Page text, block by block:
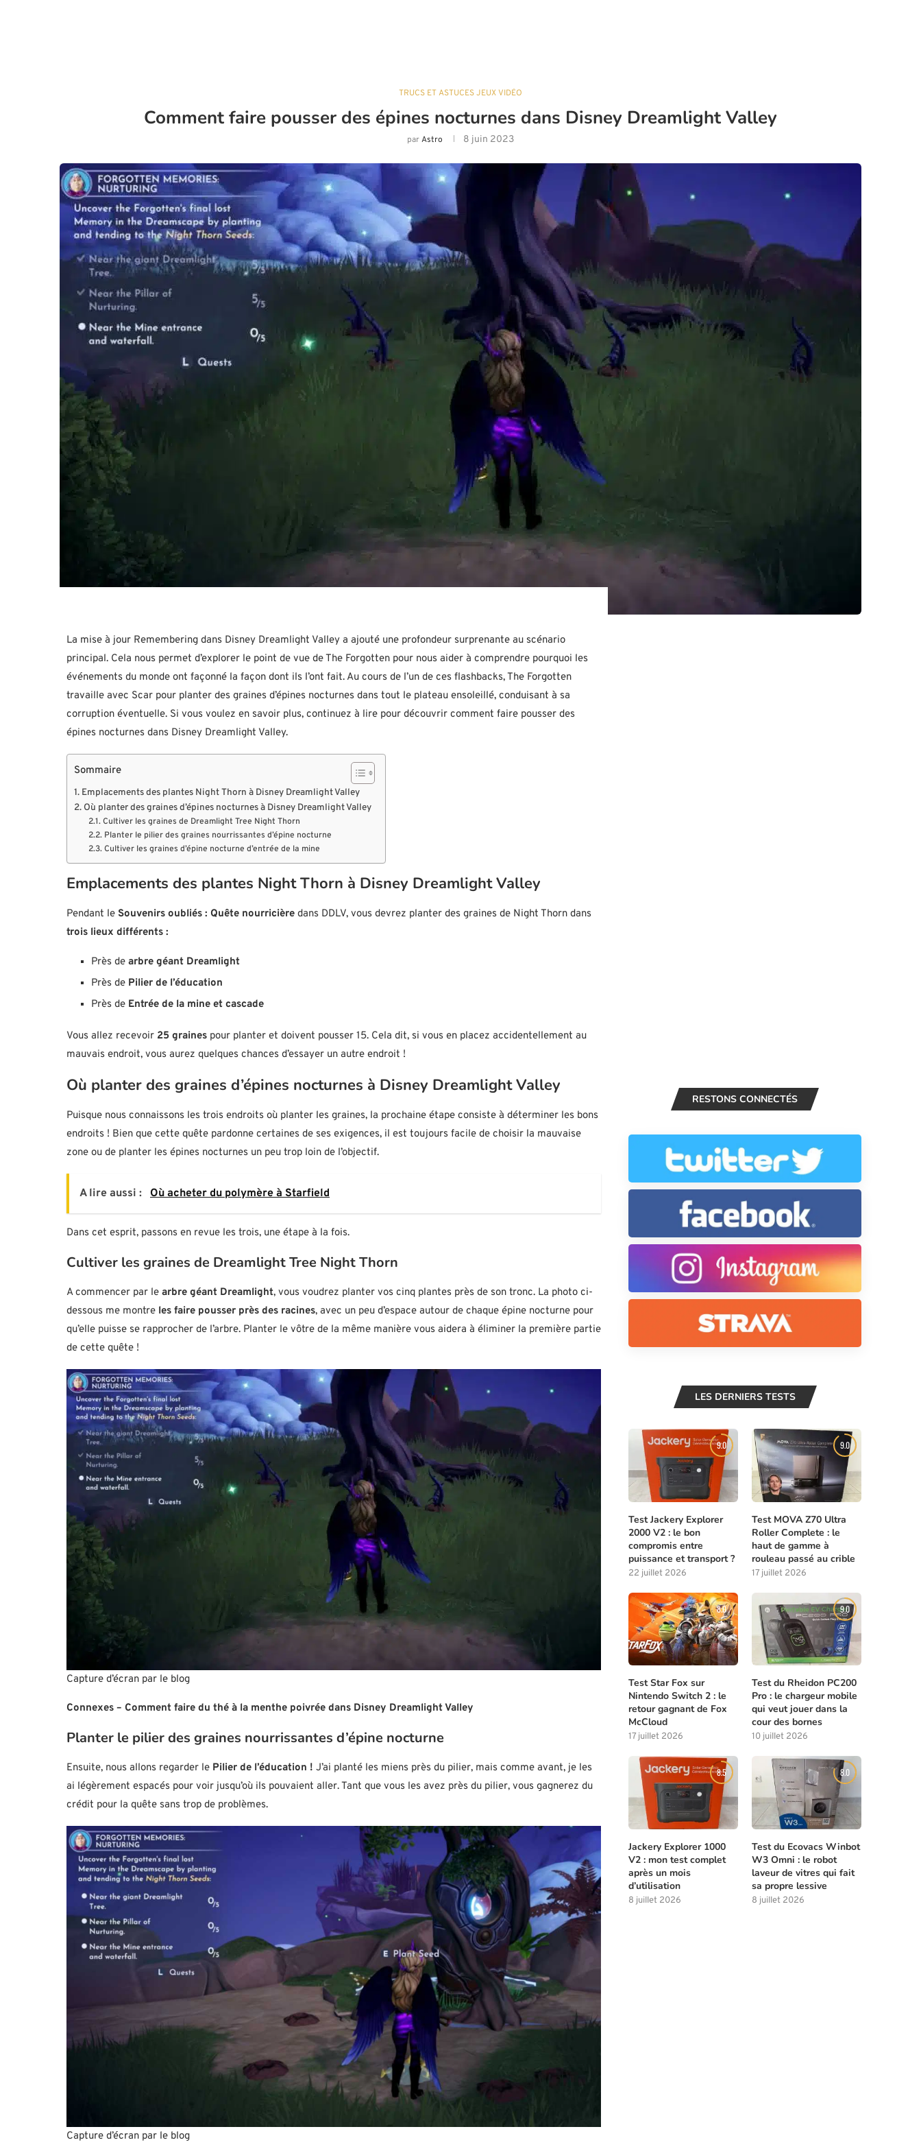
TRUCS ET ASTUCES JEUX VIDÉO
Comment faire pousser des épines nocturnes dans Disney Dreamlight Valley
parAstro 8 juin 2023
La mise à jour Remembering dans Disney Dreamlight Valley a ajouté une profondeur surprenante au scénario
principal. Cela nous permet d’explorer le point de vue de The Forgotten pour nous aider à comprendre pourquoi les
événements du monde ont façonné la façon dont ils l’ont fait. Au cours de l’un de ces flashbacks, The Forgotten
travaille avec Scar pour planter des graines d’épines nocturnes dans tout le plateau ensoleillé, conduisant à sa
corruption éventuelle. Si vous voulez en savoir plus, continuez à lire pour découvrir comment faire pousser des
épines nocturnes dans Disney Dreamlight Valley.
Sommaire
Emplacements des plantes Night Thorn à Disney Dreamlight Valley
Où planter des graines d’épines nocturnes à Disney Dreamlight Valley
Cultiver les graines de Dreamlight Tree Night Thorn
Planter le pilier des graines nourrissantes d’épine nocturne
Cultiver les graines d’épine nocturne d’entrée de la mine
Emplacements des plantes Night Thorn à Disney Dreamlight Valley
Pendant le Souvenirs oubliés : Quête nourricière dans DDLV, vous devrez planter des graines de Night Thorn dans
trois lieux différents :
Près de arbre géant Dreamlight
Près de Pilier de l’éducation
Près de Entrée de la mine et cascade
Vous allez recevoir 25 graines pour planter et doivent pousser 15. Cela dit, si vous en placez accidentellement au
mauvais endroit, vous aurez quelques chances d’essayer un autre endroit !
Où planter des graines d’épines nocturnes à Disney Dreamlight Valley
Puisque nous connaissons les trois endroits où planter les graines, la prochaine étape consiste à déterminer les bons
endroits ! Bien que cette quête pardonne certaines de ses exigences, il est toujours facile de choisir la mauvaise
zone ou de planter les épines nocturnes un peu trop loin de l’objectif.
A lire aussi : Où acheter du polymère à Starfield
Dans cet esprit, passons en revue les trois, une étape à la fois.
Cultiver les graines de Dreamlight Tree Night Thorn
A commencer par le arbre géant Dreamlight, vous voudrez planter vos cinq plantes près de son tronc. La photo ci-
dessous me montre les faire pousser près des racines, avec un peu d’espace autour de chaque épine nocturne pour
qu’elle puisse se rapprocher de l’arbre. Planter le vôtre de la même manière vous aidera à éliminer la première partie
de cette quête !
Capture d’écran par le blog
Connexes – Comment faire du thé à la menthe poivrée dans Disney Dreamlight Valley
Planter le pilier des graines nourrissantes d’épine nocturne
Ensuite, nous allons regarder le Pilier de l’éducation ! J’ai planté les miens près du pilier, mais comme avant, je les
ai légèrement espacés pour voir jusqu’où ils pouvaient aller. Tant que vous les avez près du pilier, vous gagnerez du
crédit pour la quête sans trop de problèmes.
Capture d’écran par le blog
RESTONS CONNECTÉS
LES DERNIERS TESTS
9.0
Test Jackery Explorer
2000 V2 : le bon
compromis entre
puissance et transport ?
22 juillet 2026
9.0
Test MOVA Z70 Ultra
Roller Complete : le
haut de gamme à
rouleau passé au crible
17 juillet 2026
8.0
Test Star Fox sur
Nintendo Switch 2 : le
retour gagnant de Fox
McCloud
17 juillet 2026
9.0
Test du Rheidon PC200
Pro : le chargeur mobile
qui veut jouer dans la
cour des bornes
10 juillet 2026
8.5
Jackery Explorer 1000
V2 : mon test complet
après un mois
d’utilisation
8 juillet 2026
8.0
Test du Ecovacs Winbot
W3 Omni : le robot
laveur de vitres qui fait
sa propre lessive
8 juillet 2026